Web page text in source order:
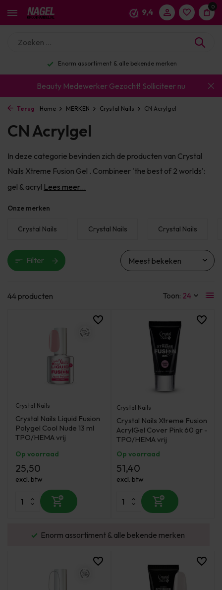
9,4
0
Enorm assortiment & alle bekende merken
Beauty Medewerker Gezocht! Solliciteer nu
Terug Home MERKEN Crystal Nails CN Acrylgel
CN Acrylgel
In deze categorie bevinden zich de producten van Crystal
Nails Xtreme Fusion Gel . Combineer 'the best of 2 worlds':
gel & acryl Lees meer...
Onze merken
Crystal Nails Crystal Nails Crystal Nails
Filter
44 producten Toon:
Crystal Nails
Crystal Nails Liquid Fusion
Polygel Cool Nude 13 ml
TPO/HEMA vrij
Op voorraad
25,50
excl. btw
Crystal Nails
Crystal Nails Xtreme Fusion
AcrylGel Cover Pink 60 gr -
TPO/HEMA vrij
Op voorraad
51,40
excl. btw
Enorm assortiment & alle bekende merken